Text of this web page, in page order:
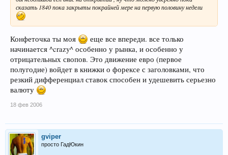
сказать 1840 пока закрыты покрайней мере на первую половину недели
Конфеточка ты моя
еще все впереди. все только
начинается ^crazy^ особенно у рынка, и особенно у
отрицательных свопов. Это движение евро (первое
полугодие) войдет в книжки о форексе с заголовками, что
резкий дифференциал ставок способен и удешевить серьезно
валюту
18 фев 2006
gviper
просто ГадЮкин